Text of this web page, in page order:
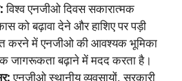
विश्व एनजीओ दिवस सकारात्मक
को बढ़ावा देने और हाशिए पर पड़ी
करने में एनजीओ की आवश्यक भूमिका
जागरूकता बढ़ाने में मदद करता है।
एनजीओ स्थानीय व्यवसायों, सरकारी